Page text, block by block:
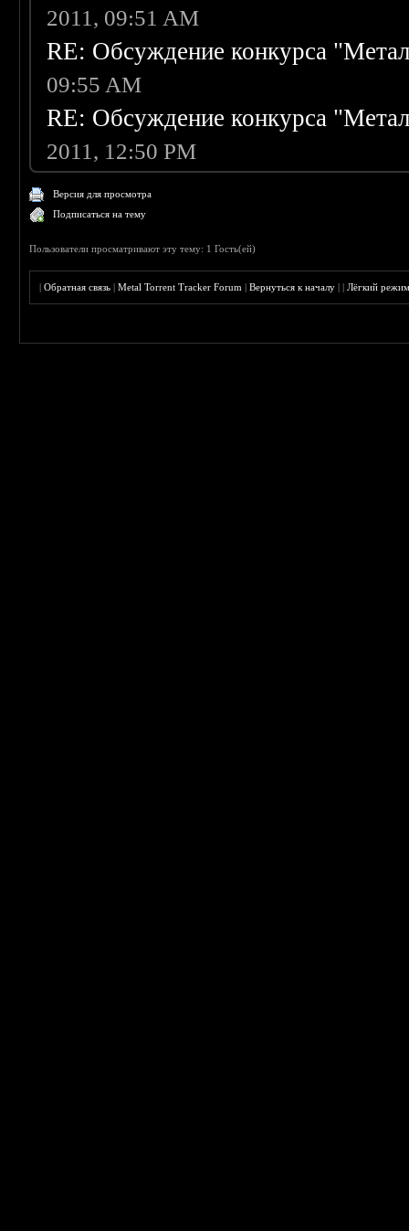
2011, 09:51 AM
RE: Обсуждение конкурса
09:55 AM
RE: Обсуждение конкурса
2011, 12:50 PM
Версия для просмотра
Подписаться на тему
Пользователи просматривают эту тему: 1 Гость(ей)
|Обратная связь |Metal Torrent Tracker Forum |Вернуться к началу ||Лёгкий